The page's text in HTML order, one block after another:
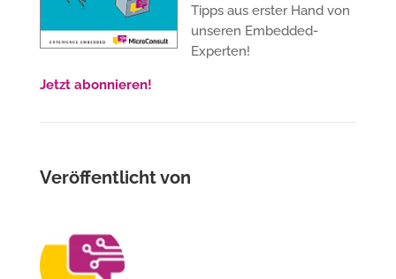
Tipps aus erster Hand von
unseren Embedded-
Experten!
Jetzt abonnieren!
Veröffentlicht von